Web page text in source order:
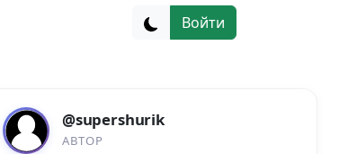
Войти
@supershurik
АВТОР